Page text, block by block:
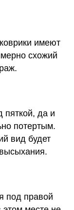
имеют
схожий
пяткой, да и
потертым.
вид будет
под правой